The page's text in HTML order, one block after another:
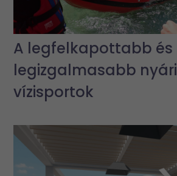
A legfelkapottabb és
legizgalmasabb nyári
vízisportok